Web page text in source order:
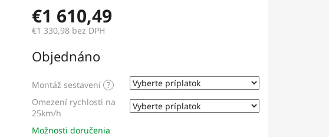
€1 610,49
€1 330,98bez DPH
cena:
Objednáno
Montáž sestavení ?
Omezení rychlosti na
25km/h
Možnosti doručenia